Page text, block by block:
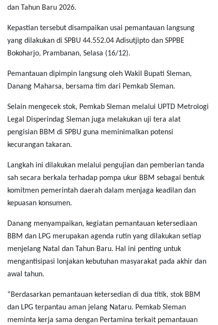
dan Tahun Baru 2026.
Kepastian tersebut disampaikan usai pemantauan langsung
yang dilakukan di SPBU 44.552.04 Adisutjipto dan SPPBE
Bokoharjo, Prambanan, Selasa (16/12).
Pemantauan dipimpin langsung oleh Wakil Bupati Sleman,
Danang Maharsa, bersama tim dari Pemkab Sleman.
Selain mengecek stok, Pemkab Sleman melalui UPTD Metrologi
Legal Disperindag Sleman juga melakukan uji tera alat
pengisian BBM di SPBU guna meminimalkan potensi
kecurangan takaran.
Langkah ini dilakukan melalui pengujian dan pemberian tanda
sah secara berkala terhadap pompa ukur BBM sebagai bentuk
komitmen pemerintah daerah dalam menjaga keadilan dan
kepuasan konsumen.
Danang menyampaikan, kegiatan pemantauan ketersediaan
BBM dan LPG merupakan agenda rutin yang dilakukan setiap
menjelang Natal dan Tahun Baru. Hal ini penting untuk
mengantisipasi lonjakan kebutuhan masyarakat pada akhir dan
awal tahun.
“Berdasarkan pemantauan ketersedian di dua titik, stok BBM
dan LPG terpantau aman jelang Nataru. Pemkab Sleman
meminta kerja sama dengan Pertamina terkait pemantauan